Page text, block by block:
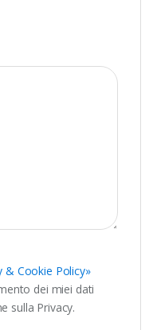
& Cookie Policy»
dei miei dati
sulla Privacy.